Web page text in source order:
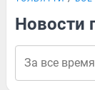
Новости